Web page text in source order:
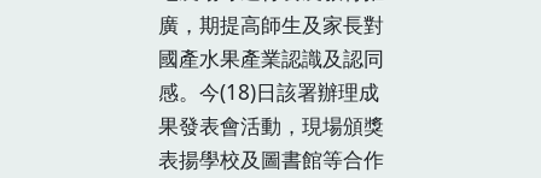
廣，期提高師生及家長對
國產水果產業認識及認同
感。今(18)日該署辦理成
果發表會活動，現場頒獎
表揚學校及圖書館等合作